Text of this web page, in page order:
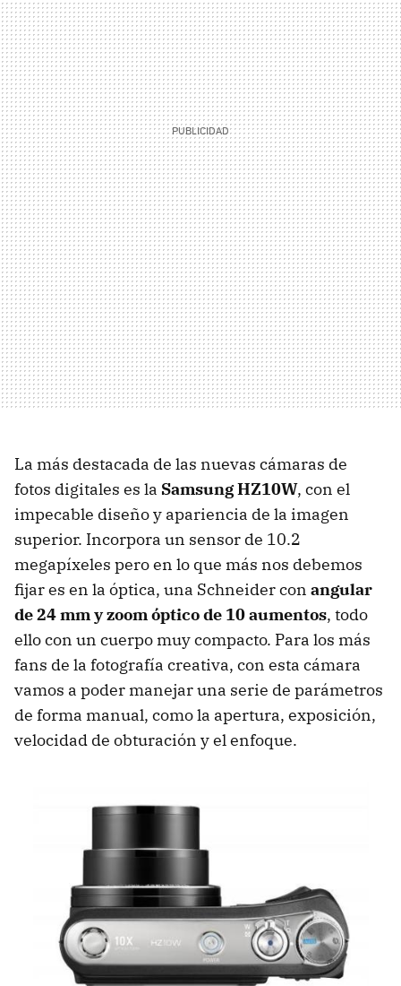
La más destacada de las nuevas cámaras de
fotos digitales es la Samsung HZ10W, con el
impecable diseño y apariencia de la imagen
superior. Incorpora un sensor de 10.2
megapíxeles pero en lo que más nos debemos
fijar es en la óptica, una Schneider con angular
de 24 mm y zoom óptico de 10 aumentos, todo
ello con un cuerpo muy compacto. Para los más
fans de la fotografía creativa, con esta cámara
vamos a poder manejar una serie de parámetros
de forma manual, como la apertura, exposición,
velocidad de obturación y el enfoque.